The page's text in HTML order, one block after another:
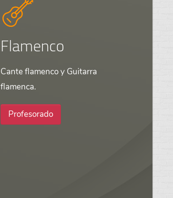
Flamenco
Cante flamenco y Guitarra
flamenca.
Profesorado